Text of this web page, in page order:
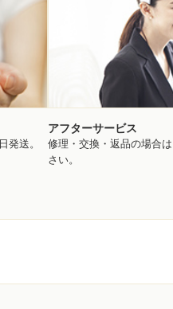
発送。
アフターサービス
修理・交換・返品の場合
さい。